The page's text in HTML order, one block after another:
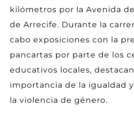
kilómetros por la Avenida
de Arrecife. Durante la
cabo exposiciones con la
pancartas por parte de los
educativos locales,
importancia de la igualdad
la violencia de género.